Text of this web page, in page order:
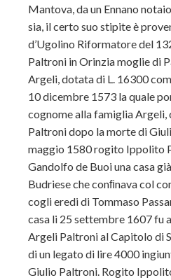
Mantova, da un Ennano
sia, il certo suo stipite è
d’Ugolino Riformatore del
Paltroni in Orinzia moglie di
Argeli, dotata di L. 16300
10 dicembre 1573 la quale
cognome alla famiglia Argeli,
Paltroni dopo la morte di
maggio 1580 rogito Ippolito
Gandolfo de Buoi una casa
Budriese che conﬁnava col
cogli eredi di Tommaso
casa li 25 settembre 1607 fu
Argeli Paltroni al Capitolo di
di un legato di lire 4000
Giulio Paltroni. Rogito